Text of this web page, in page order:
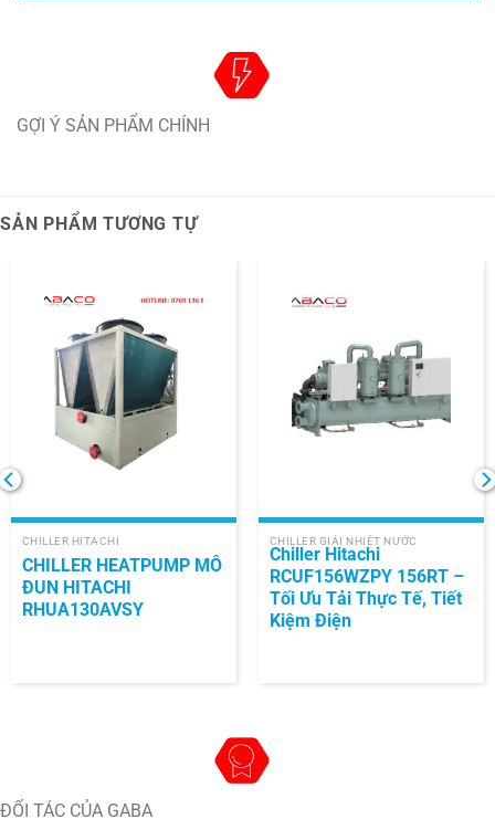
GỢI Ý SẢN PHẨM CHÍNH
SẢN PHẨM TƯƠNG TỰ
CHILLER HITACHI
CHILLER HEATPUMP MÔ
ĐUN HITACHI
RHUA130AVSY
CHILLER GIẢI NHIỆT NƯỚC
Chiller Hitachi
RCUF156WZPY 156RT –
Tối Ưu Tải Thực Tế, Tiết
Kiệm Điện
ĐỐI TÁC CỦA GABA